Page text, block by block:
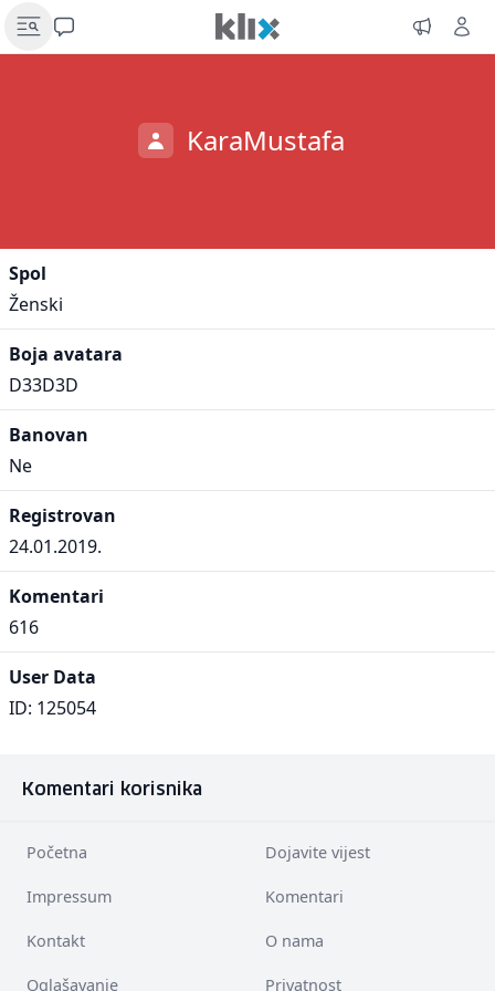
KaraMustafa
Spol
Ženski
Boja avatara
D33D3D
Banovan
Ne
Registrovan
24.01.2019.
Komentari
616
User Data
ID: 125054
Komentari korisnika
Početna Dojavite vijest
Impressum Komentari
Kontakt O nama
Oglašavanje Privatnost